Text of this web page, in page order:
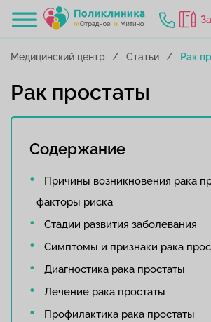
Медицинский центр Статьи Рак
Рак простаты
Содержание
Причины возникновения рака
факторы риска
Стадии развития заболевания
Симптомы и признаки рака
Диагностика рака простаты
Лечение рака простаты
Профилактика рака простаты